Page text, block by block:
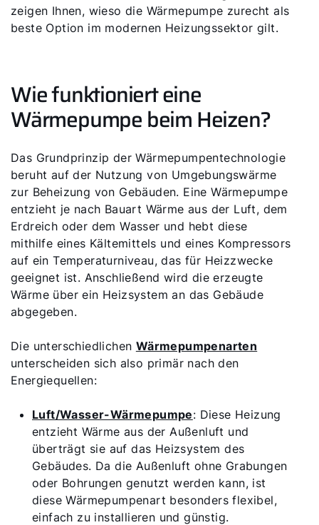
zeigen Ihnen, wieso die Wärmepumpe zurecht als
beste Option im modernen Heizungssektor gilt.
Wie funktioniert eine
Wärmepumpe beim Heizen?
Das Grundprinzip der Wärmepumpentechnologie
beruht auf der Nutzung von Umgebungswärme
zur Beheizung von Gebäuden. Eine Wärmepumpe
entzieht je nach Bauart Wärme aus der Luft, dem
Erdreich oder dem Wasser und hebt diese
mithilfe eines Kältemittels und eines Kompressors
auf ein Temperaturniveau, das für Heizzwecke
geeignet ist. Anschließend wird die erzeugte
Wärme über ein Heizsystem an das Gebäude
abgegeben.
Die unterschiedlichen Wärmepumpenarten
unterscheiden sich also primär nach den
Energiequellen:
Luft/Wasser-Wärmepumpe: Diese Heizung
entzieht Wärme aus der Außenluft und
überträgt sie auf das Heizsystem des
Gebäudes. Da die Außenluft ohne Grabungen
oder Bohrungen genutzt werden kann, ist
diese Wärmepumpenart besonders flexibel,
einfach zu installieren und günstig.